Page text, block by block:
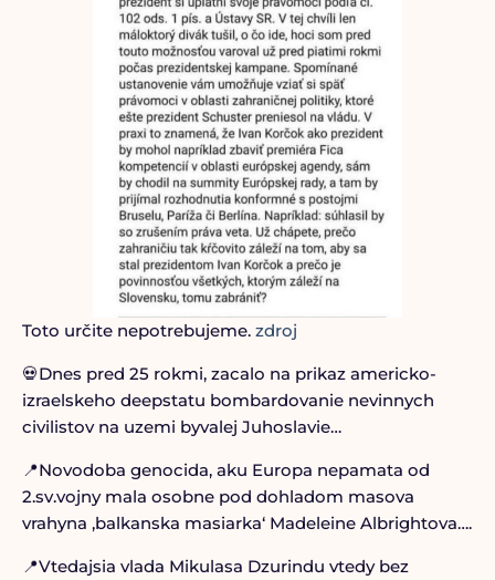
Toto určite nepotrebujeme. zdroj
💀Dnes pred 25 rokmi, zacalo na prikaz americko-
izraelskeho deepstatu bombardovanie nevinnych
civilistov na uzemi byvalej Juhoslavie…
📍Novodoba genocida, aku Europa nepamata od
2.sv.vojny mala osobne pod dohladom masova
vrahyna ‚balkanska masiarka‘ Madeleine Albrightova….
📍Vtedajsia vlada Mikulasa Dzurindu vtedy bez